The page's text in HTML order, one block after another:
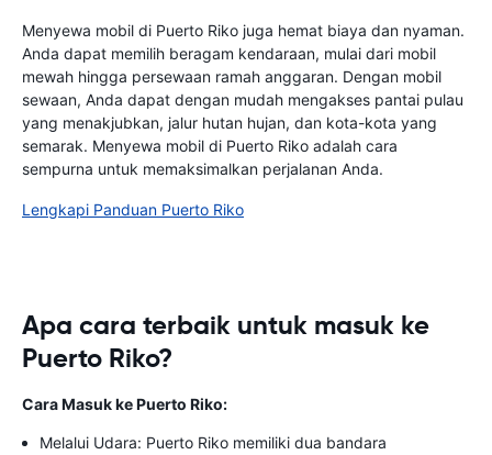
Menyewa mobil di Puerto Riko juga hemat biaya dan nyaman.
Anda dapat memilih beragam kendaraan, mulai dari mobil
mewah hingga persewaan ramah anggaran. Dengan mobil
sewaan, Anda dapat dengan mudah mengakses pantai pulau
yang menakjubkan, jalur hutan hujan, dan kota-kota yang
semarak. Menyewa mobil di Puerto Riko adalah cara
sempurna untuk memaksimalkan perjalanan Anda.
Lengkapi Panduan Puerto Riko
Apa cara terbaik untuk masuk ke
Puerto Riko?
Cara Masuk ke Puerto Riko:
Melalui Udara: Puerto Riko memiliki dua bandara